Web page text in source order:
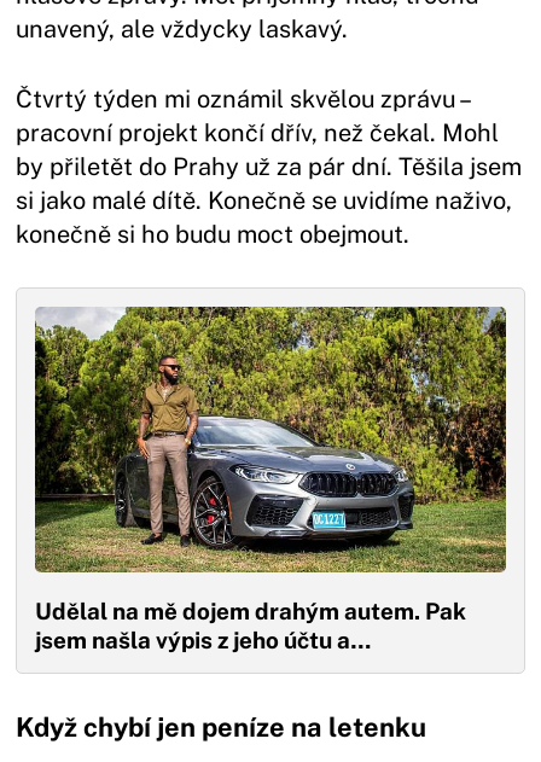
unavený, ale vždycky laskavý.
Čtvrtý týden mi oznámil skvělou zprávu –
pracovní projekt končí dřív, než čekal. Mohl
by přiletět do Prahy už za pár dní. Těšila jsem
si jako malé dítě. Konečně se uvidíme naživo,
konečně si ho budu moct obejmout.
Udělal na mě dojem drahým autem. Pak
jsem našla výpis z jeho účtu a…
Když chybí jen peníze na letenku